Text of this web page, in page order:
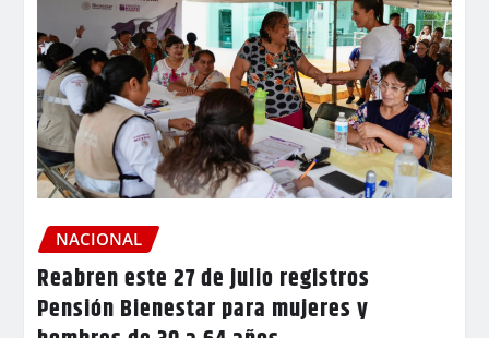
NACIONAL
Reabren este 27 de julio registros
Pensión Bienestar para mujeres y